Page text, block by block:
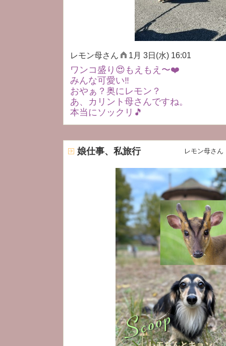
レモン母さん 1月 3日(水) 16:01
ワンコ盛り😍もえもえ〜❤️
みんな可愛い‼️
おやぁ？奥にレモン？
あ、カリント母さんですね。
本当にソックリ🎵
娘仕事、私旅行 レモン母さん